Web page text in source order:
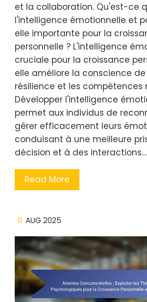
et la collaboration. Qu'est-ce
l'intelligence émotionnelle et
elle importante pour la
personnelle ? L'intelligence
cruciale pour la croissance
elle améliore la conscience de
résilience et les compétences
Développer l'intelligence
permet aux individus de
gérer efficacement leurs
conduisant à une meilleure
décision et à des interactions…
Read More
11 AUG 2025